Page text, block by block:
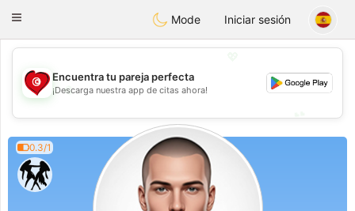
Tunisia Dating
Toggle
Mode Iniciar sesión
💖
💕
Encuentra tu pareja perfecta
¡Descarga nuestra app de citas ahora!
0.3/1